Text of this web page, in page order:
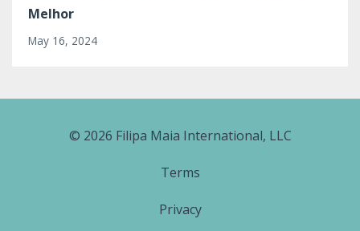
Melhor
May 16, 2024
© 2026 Filipa Maia International, LLC
Terms
Privacy